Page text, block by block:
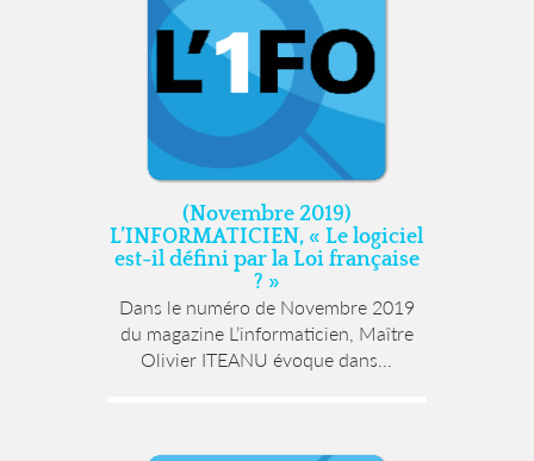
(Novembre 2019)
L’INFORMATICIEN, « Le logiciel
est-il défini par la Loi française
? »
Dans le numéro de Novembre 2019
du magazine L’informaticien, Maître
Olivier ITEANU évoque dans...